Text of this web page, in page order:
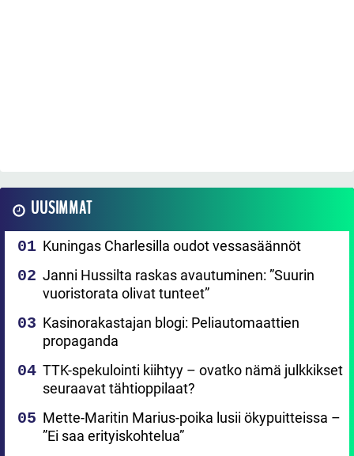
UUSIMMAT
Kuningas Charlesilla oudot vessasäännöt
Janni Hussilta raskas avautuminen: ”Suurin
vuoristorata olivat tunteet”
Kasinorakastajan blogi: Peliautomaattien
propaganda
TTK-spekulointi kiihtyy – ovatko nämä julkkikset
seuraavat tähtioppilaat?
Mette-Maritin Marius-poika lusii ökypuitteissa –
”Ei saa erityiskohtelua”